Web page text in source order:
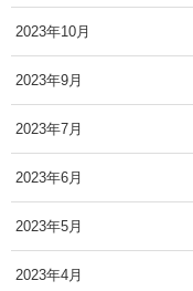
2023年10月
2023年9月
2023年7月
2023年6月
2023年5月
2023年4月